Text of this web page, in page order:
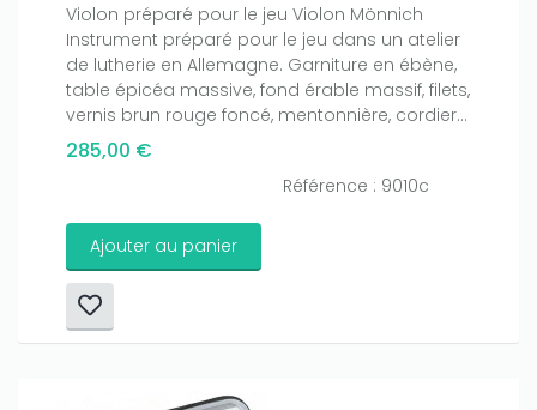
Violon préparé pour le jeu Violon Mönnich
Instrument préparé pour le jeu dans un atelier
de lutherie en Allemagne. Garniture en ébène,
table épicéa massive, fond érable massif, filets,
vernis brun rouge foncé, mentonnière, cordier...
285,00 €
Référence : 9010c
Ajouter au panier